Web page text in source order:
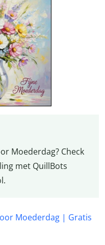
Moederdag? Check
met QuillBots
Moederdag | Gratis